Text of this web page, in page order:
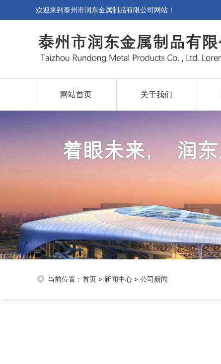
欢迎来到泰州市润东金属制品有限公司网站 ！
网站首页 关于我们
当前位置： 首页 > 新闻中心 > 公司新闻